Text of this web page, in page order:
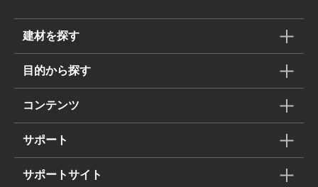
建材を探す
目的から探す
コンテンツ
サポート
サポートサイト